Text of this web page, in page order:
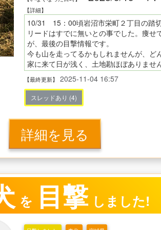
【詳細】
リードはすでに無いとの事でした。痩せているようですが、元気に歩いていた様です。周辺でもし見かけた方居りましたら私の携帯若しくは岩沼警察署や保健所の方に連
が、最後の目撃情報です。
今も山を走ってるかもしれませんが、どんな、些細ことでも構いません、情報提
家に来て日が浅く、土地勘ほぼありません
人馴れはしています、ほぼ鳴きません。
【最終更新】 2025-11-04 16:57
スレッドあり (4)
詳細を見る
を 目撃 しました!